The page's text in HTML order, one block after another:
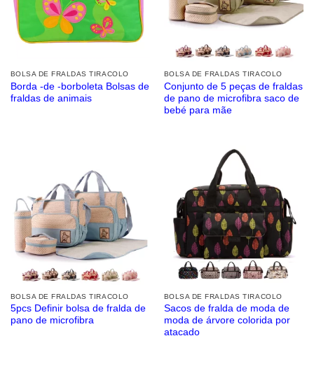
BOLSA DE FRALDAS TIRACOLO
Borda -de -borboleta Bolsas de
fraldas de animais
BOLSA DE FRALDAS TIRACOLO
Conjunto de 5 peças de fraldas
de pano de microfibra saco de
bebé para mãe
BOLSA DE FRALDAS TIRACOLO
5pcs Definir bolsa de fralda de
pano de microfibra
BOLSA DE FRALDAS TIRACOLO
Sacos de fralda de moda de
moda de árvore colorida por
atacado